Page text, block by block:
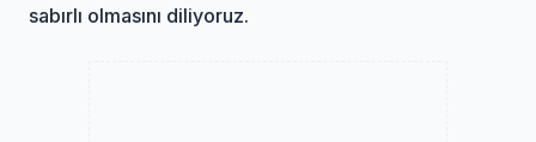
sabırlı olmasını diliyoruz.